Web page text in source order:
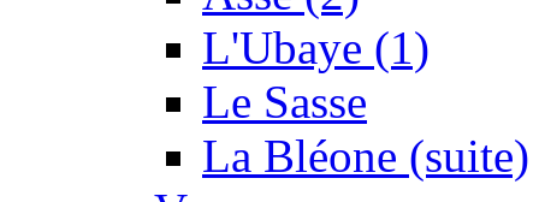
L'Ubaye (1)
Le Sasse
La Bléone (suite)